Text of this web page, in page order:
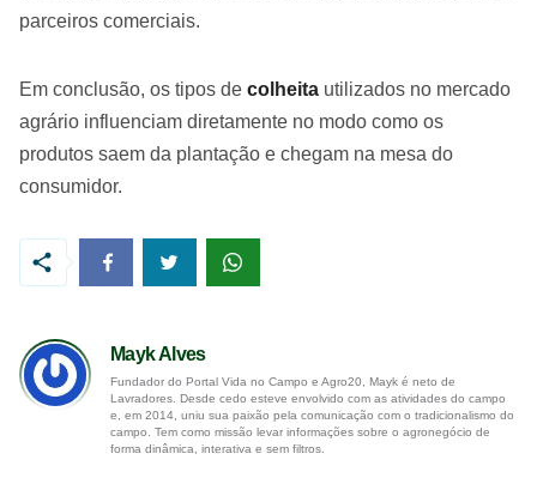
parceiros comerciais.
Em conclusão, os tipos de colheita utilizados no mercado
agrário influenciam diretamente no modo como os
produtos saem da plantação e chegam na mesa do
consumidor.
Mayk Alves
Fundador do Portal Vida no Campo e Agro20, Mayk é neto de
Lavradores. Desde cedo esteve envolvido com as atividades do campo
e, em 2014, uniu sua paixão pela comunicação com o tradicionalismo do
campo. Tem como missão levar informações sobre o agronegócio de
forma dinâmica, interativa e sem filtros.